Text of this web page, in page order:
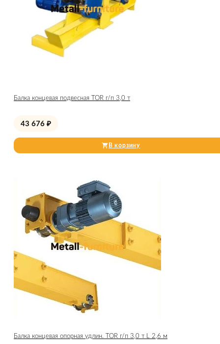
Балка концевая подвесная TOR г/п 3,0 т
43 676 ₽
В корзину
Балка концевая опорная удлин. TOR г/п 3,0 т L 2,6 м